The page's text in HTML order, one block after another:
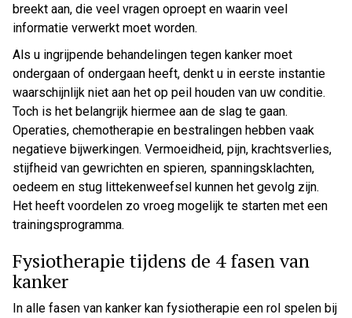
breekt aan, die veel vragen oproept en waarin veel
informatie verwerkt moet worden.
Als u ingrijpende behandelingen tegen kanker moet
ondergaan of ondergaan heeft, denkt u in eerste instantie
waarschijnlijk niet aan het op peil houden van uw conditie.
Toch is het belangrijk hiermee aan de slag te gaan.
Operaties, chemotherapie en bestralingen hebben vaak
negatieve bijwerkingen. Vermoeidheid, pijn, krachtsverlies,
stijfheid van gewrichten en spieren, spanningsklachten,
oedeem en stug littekenweefsel kunnen het gevolg zijn.
Het heeft voordelen zo vroeg mogelijk te starten met een
trainingsprogramma.
Fysiotherapie tijdens de 4 fasen van
kanker
In alle fasen van kanker kan fysiotherapie een rol spelen bij